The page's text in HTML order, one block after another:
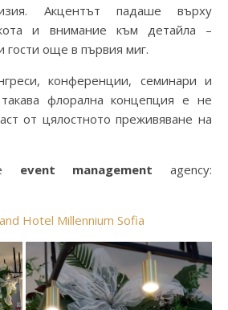
Акцентът падаше върху
и внимание към детайла –
гости още в първия миг.
конференции, семинари и
флорална концепция е не
от цялостното преживяване на
event management agency:
Hotel Millennium Sofia